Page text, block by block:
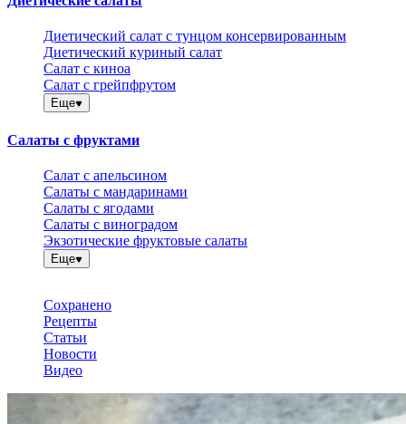
Диетический салат с тунцом консервированным
Диетический куриный салат
Салат с киноа
Салат с грейпфрутом
Еще
Салаты с фруктами
Салат с апельсином
Салаты с мандаринами
Салаты с ягодами
Салаты с виноградом
Экзотические фруктовые салаты
Еще
Сохранено
Рецепты
Статьи
Новости
Видео